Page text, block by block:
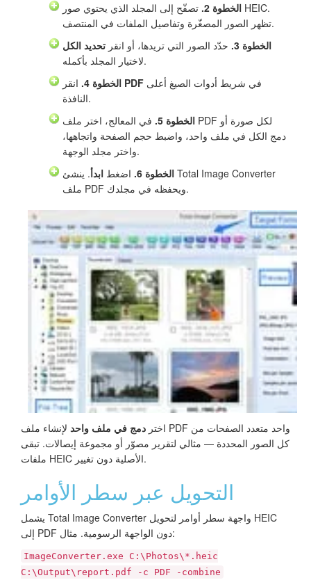
الخطوة 2.
تصفّح إلى المجلد الذي يحتوي صور HEIC.
تظهر الصور المصغّرة وتفاصيل الملفات في المنتصف.
الخطوة 3.
حدّد الصور التي تريدها، أو انقر تحديد الكل
لاختيار المجلد بأكمله.
الخطوة 4. PDF
النافذة.
الخطوة 5.
في المعالج، اختر ملف PDF لكل صورة أو
دمج الكل في ملف واحد، واضبط حجم الصفحة واتجاهها،
واختر مجلد الوجهة.
الخطوة 6.
اضغط ابدأ. ينشئ Total Image Converter
ملف PDF ويحفظه في مجلدك.
اختر دمج في ملف واحد لإنشاء ملف PDF واحد متعدد الصفحات من
كل الصور المحددة — مثالي لتقرير مصوّر أو مجموعة إيصالات. تبقى
ملفات HEIC الأصلية دون تغيير.
التحويل عبر سطر الأوامر
يشمل Total Image Converter واجهة سطر أوامر لتحويل HEIC
إلى PDF دون الواجهة الرسومية. مثال:
ImageConverter.exe C:\Photos\*.heic
C:\Output\report.pdf -c PDF -combine